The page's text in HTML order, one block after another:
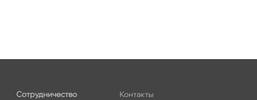
Сотрудничество Контакты